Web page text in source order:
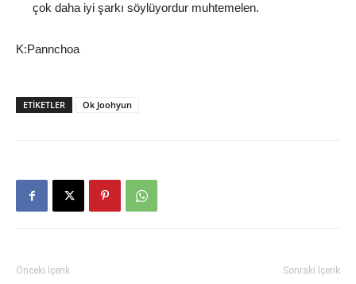
çok daha iyi şarkı söylüyordur muhtemelen.
K:Pannchoa
ETIKETLER Ok Joohyun
Önceki İçerik Sonraki İçerik